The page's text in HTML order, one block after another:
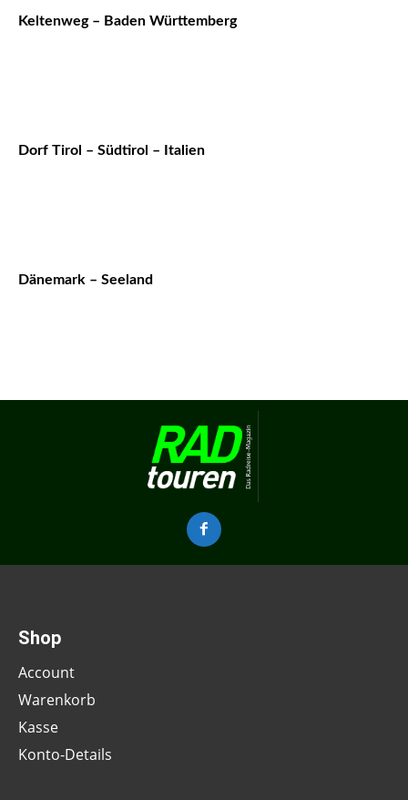
Keltenweg – Baden Württemberg
Dorf Tirol – Südtirol – Italien
Dänemark – Seeland
Shop
Account
Warenkorb
Kasse
Konto-Details